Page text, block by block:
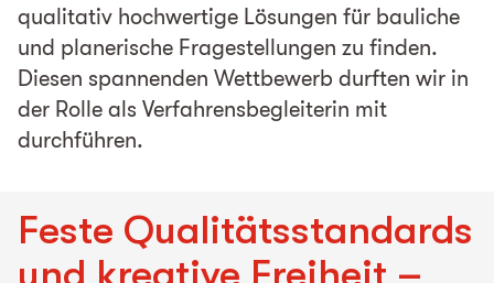
qualitativ hochwertige Lösungen für bauliche
und planerische Fragestellungen zu finden.
Diesen spannenden Wettbewerb durften wir in
der Rolle als Verfahrensbegleiterin mit
durchführen.
Feste Qualitätsstandards